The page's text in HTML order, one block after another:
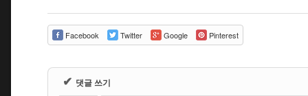
Facebook Twitter Google Pinterest
✔ 댓글 쓰기